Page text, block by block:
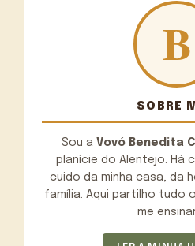
SOBRE
Sou a Vovó Benedita
planície do Alentejo. Há
cuido da minha casa, da
família. Aqui partilho tudo
me